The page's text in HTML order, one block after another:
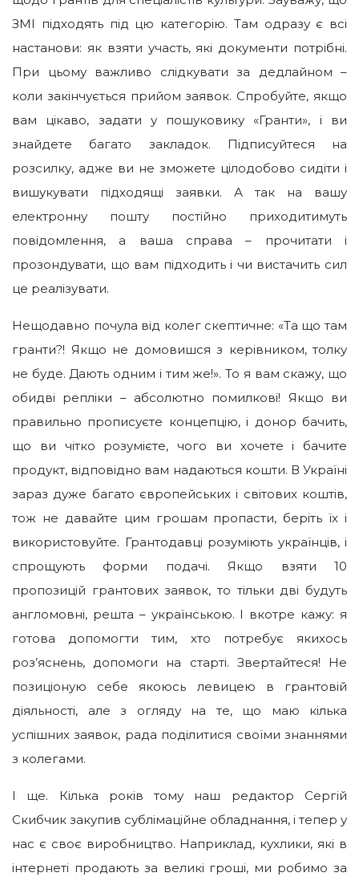
ЗМІ підходять під цю категорію. Там одразу є всі
настанови: як взяти участь, які документи потрібні.
При цьому важливо слідкувати за дедлайном –
коли закінчується прийом заявок. Спробуйте, якщо
вам цікаво, задати у пошуковику «Гранти», і ви
знайдете багато закладок. Підписуйтеся на
розсилку, адже ви не зможете цілодобово сидіти і
вишукувати підходящі заявки. А так на вашу
електронну пошту постійно приходитимуть
повідомлення, а ваша справа – прочитати і
прозондувати, що вам підходить і чи вистачить сил
це реалізувати.
Нещодавно почула від колег скептичне: «Та що там
гранти?! Якщо не домовишся з керівником, толку
не буде. Дають одним і тим же!». То я вам скажу, що
обидві репліки – абсолютно помилкові! Якщо ви
правильно прописуєте концепцію, і донор бачить,
що ви чітко розумієте, чого ви хочете і бачите
продукт, відповідно вам надаються кошти. В Україні
зараз дуже багато європейських і світових коштів,
тож не давайте цим грошам пропасти, беріть їх і
використовуйте. Грантодавці розуміють українців, і
спрощують форми подачі. Якщо взяти 10
пропозицій грантових заявок, то тільки дві будуть
англомовні, решта – українською. І вкотре кажу: я
готова допомогти тим, хто потребує якихось
роз’яснень, допомоги на старті. Звертайтеся! Не
позиціоную себе якоюсь левицею в грантовій
діяльності, але з огляду на те, що маю кілька
успішних заявок, рада поділитися своїми знаннями
з колегами.
І ще. Кілька років тому наш редактор Сергій
Скибчик закупив сублімаційне обладнання, і тепер у
нас є своє виробництво. Наприклад, кухлики, які в
інтернеті продають за великі гроші, ми робимо за